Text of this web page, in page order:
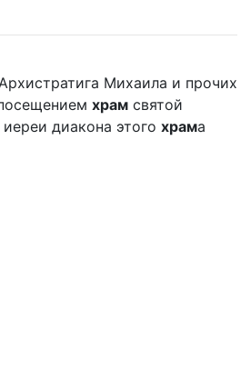
Михаила и прочих
храм святой
иереи диакона этого храма